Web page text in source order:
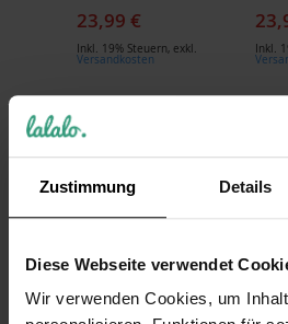
Zustimmung Details
Diese Webseite verwendet
Wir verwenden Cookies, um
23,99 €
Inkl. 19% Steuern, exkl.
Versandkosten
Inkl.
Sektglas mit Gravur